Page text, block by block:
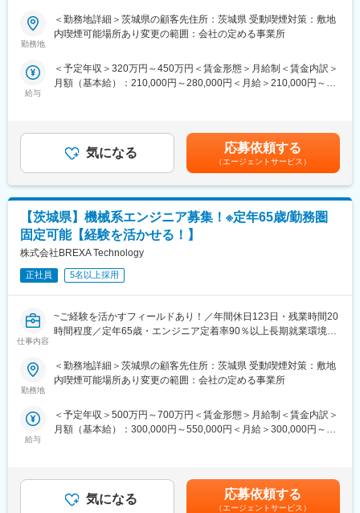
変更の範囲：会社の定める業務
└ITシステムや機械設備が正常に機能し続けるよう定期点検、トラ
ブル対応、機能改善、セキュリティ対策を行います。
■就業環境
＜ワークライフバランスを整えて働きやすい環境です！＞
・入社時に29歳までの方を対象に社員寮あり（社内規定有）
★入寮の方は入社後１ヶ月は本人負担無。２ヶ月目～本人負担。
★２万円の引越手当支給あり！（初回給与時支給）
■入社時研修
・情報セキュリティー
・ビジネスマナー
・Officeソフト操作(Excel・Word)
専門教育
・AutoCAD/機械製図
・電気電子回路
・IT基礎 等
※業務に関する研修はもちろん、配属後も様々な研修制度を用意し
変更の範囲：会社の定める業務
弊社大手クライアント内でエンジニアとして常駐いただき、設計
ト内でのスキルアップやマネジメント等も想定をしているプロジ
ェクトとなります。
【想定業務内容】
(1)新規設置及び準撤去エスカレーターの設計
（1）-1：エスカレーター及び動く歩道のトラスフレーム(床下に
潜っている部分)の設計
（2）-1：トラスフレームの機械設計・製図および部品手配業務
(2)リニューアルエスカレーターの設計
（1）-2：リニューアルするエスカレーターまたは改造・修理部品
の設計
（2）-2：上記の機械設計・製図および部品手配業務
その他上記に付随する業務
・全社月平均残業時間：20時間程度
・年休：123日程度
り、プロジェクト、働き方など相談できる環境がございます。
・定年：65歳となっており、その後も１年更新での契約社員とし
は、会社が全額負担します。家賃補助の金額に関して、6万円（家
賃＋共益費）の物件を上限として半分を支給いたします。他にも
■福利厚生「SS&CU制度」：
エンジニア（技術社員）を対象に、キャリアチェンジを支援する
制度です。U・Iターンしたい、上流工程へ挑戦したいなど転職に
勤務地
＜勤務地詳細＞茨城県の顧客先住所：茨城県 受動喫煙対策：敷地
内喫煙可能場所あり変更の範囲：会社の定める事業所
給与
＜予定年収＞320万円～450万円＜賃金形態＞月給制＜賃金内訳＞
月額（基本給）：210,000円～280,000円＜月給＞210,000円～
の金額であり、選考を通じて上下する可能性があります。月給(月
額)は固定手当を含めた表記です。
気になる 応募依頼する
（エージェントサービス）
【茨城県】機械系エンジニア募集！※定年65歳/勤務圏
固定可能【経験を活かせる！】
株式会社BREXA Technology
正社員 5名以上採用
仕事内容
~ご経験を活かすフィールドあり！／年間休日123日・残業時間20
時間程度／定年65歳・エンジニア定着率90％以上長期就業環境あ
弊社クライアント先内で設計エンジニアとして従事をしていただ
きます。
験を活かせるプロジェクトは必ずあり、ステップアップが見込め
る企業となります。
勤務地
＜勤務地詳細＞茨城県の顧客先住所：茨城県 受動喫煙対策：敷地
内喫煙可能場所あり変更の範囲：会社の定める事業所
給与
＜予定年収＞500万円～700万円＜賃金形態＞月給制＜賃金内訳＞
月額（基本給）：300,000円～550,000円＜月給＞300,000円～
の金額であり、選考を通じて上下する可能性があります。月給(月
額)は固定手当を含めた表記です。
気になる 応募依頼する
（エージェントサービス）